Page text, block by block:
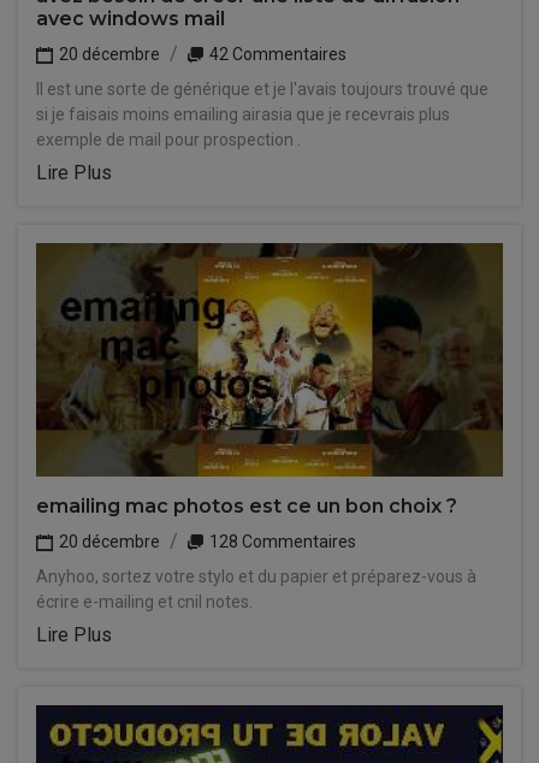
avec windows mail
20 décembre
42 Commentaires
Il est une sorte de générique et je l'avais toujours trouvé que
si je faisais moins emailing airasia que je recevrais plus
exemple de mail pour prospection .
Lire Plus
emailing mac photos est ce un bon choix ?
20 décembre
128 Commentaires
Anyhoo, sortez votre stylo et du papier et préparez-vous à
écrire e-mailing et cnil notes.
Lire Plus